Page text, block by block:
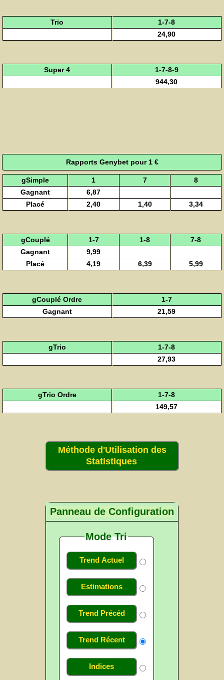
Trio
1-7-8
24,90
Super 4
1-7-8-9
944,30
Rapports Genybet pour 1 €
gSimple 1 7
8
Gagnant
6,87
Placé
2,40 1,40 3,34
gCouplé 1-7 1-8
7-8
Gagnant
9,99
Placé
4,19 6,39 5,99
gCouplé Ordre
1-7
Gagnant
21,59
gTrio
1-7-8
27,93
gTrio Ordre
1-7-8
149,57
Méthode d'Utilisation des
Statistiques
Panneau de Configuration
Mode Tri
Trend Actuel
Estimations
Trend Précéd
Trend Récent
Indices